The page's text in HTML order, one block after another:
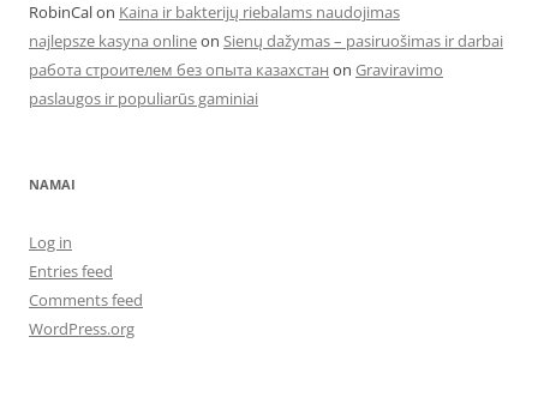
RobinCalon Kaina ir bakterijų riebalams naudojimas
najlepsze kasyna onlineon Sienų dažymas – pasiruošimas ir darbai
работа строителем без опыта казахстан on Graviravimo
paslaugos ir populiarūs gaminiai
NAMAI
Log in
Entries feed
Comments feed
WordPress.org